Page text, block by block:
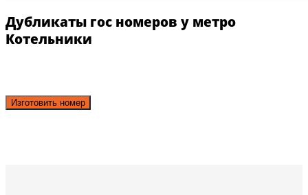
Дубликаты гос номеров у метро
Котельники
Изготовить номер